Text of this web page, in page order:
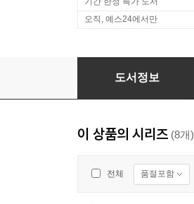
오직, 예스24에서만
정글만리 세트
도서정보
이 상품의 시리즈 (8개)
전체 품절포함